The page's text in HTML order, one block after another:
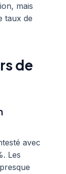
mais
taux de
de
avec
Les